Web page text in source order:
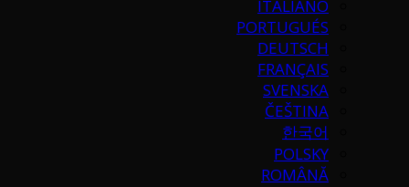
ITALIANO
PORTUGUÉS
DEUTSCH
FRANÇAIS
SVENSKA
ČEŠTINA
한국어
POLSKY
ROMÂNĂ